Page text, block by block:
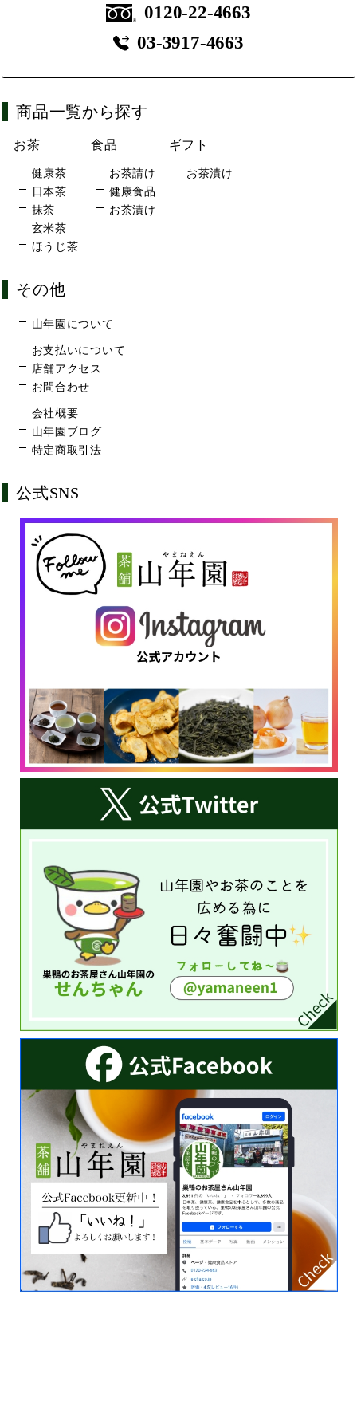
0120-22-4663
03-3917-4663
商品一覧から探す
お茶
健康茶
日本茶
抹茶
玄米茶
ほうじ茶
食品
お茶請け
健康食品
お茶漬け
ギフト
お茶漬け
その他
山年園について
お支払いについて
店舗アクセス
お問合わせ
会社概要
山年園ブログ
特定商取引法
公式SNS